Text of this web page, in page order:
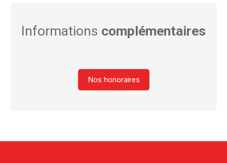
Informations complémentaires
Nos honoraires